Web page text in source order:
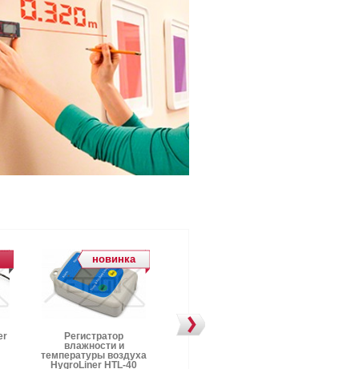
новинка
Регистратор
влажности и
температуры воздуха
HygroLiner HTL-40
Контактный термометр